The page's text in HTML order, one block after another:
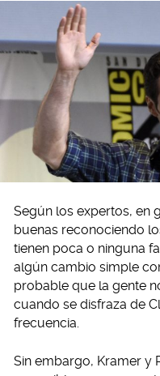
Según los expertos, en
buenas reconociendo
tienen poca o ninguna
algún cambio simple
probable que la gente
cuando se disfraza de
frecuencia.
Sin embargo, Kramer y